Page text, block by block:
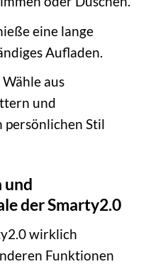
eine lange
Aufladen.
Wähle aus
und
persönlichen Stil
und
der Smarty2.0
wirklich
Funktionen